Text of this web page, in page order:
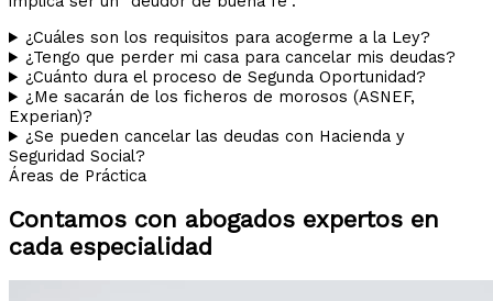
¿Cuáles son los requisitos para acogerme a la Ley?
¿Tengo que perder mi casa para cancelar mis deudas?
¿Cuánto dura el proceso de Segunda Oportunidad?
¿Me sacarán de los ficheros de morosos (ASNEF,
Experian)?
¿Se pueden cancelar las deudas con Hacienda y
Seguridad Social?
Áreas de Práctica
Contamos con abogados expertos en
cada especialidad